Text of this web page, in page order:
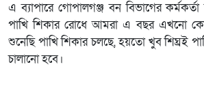
এ ব্যাপারে গোপালগঞ্জ বন বিভাগের
পাখি শিকার রোধে আমরা এ বছর এখনো
শুনেছি পাখি শিকার চলছে, হয়তো খুব শিঘ্রই
চালানো হবে।